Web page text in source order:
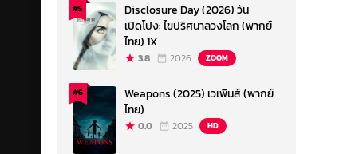
#5
Disclosure Day (2026) วัน
เปิดโปง: ไขปริศนาลวงโลก (พากย์
ไทย) 1X
3.8 2026 ZOOM
#6
Weapons (2025) เวเพินส์ (พากย์
ไทย)
0.0 2025 HD